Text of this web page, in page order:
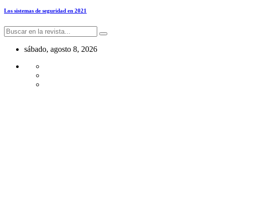
Los sistemas de seguridad en 2021
sábado, agosto 8, 2026